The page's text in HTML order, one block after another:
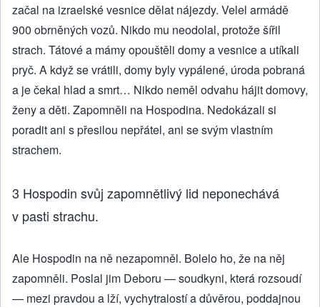
začal na izraelské vesnice dělat nájezdy. Velel armádě
900 obrněných vozů. Nikdo mu neodolal, protože šířil
strach. Tátové a mámy opouštěli domy a vesnice a utíkali
pryč. A když se vrátili, domy byly vypálené, úroda pobraná
a je čekal hlad a smrt… Nikdo neměl odvahu hájit domovy,
ženy a děti. Zapomněli na Hospodina. Nedokázali si
poradit ani s přesilou nepřátel, ani se svým vlastním
strachem.
3 Hospodin svůj zapomnětlivý lid neponechává
v pasti strachu.
Ale Hospodin na ně nezapomněl. Bolelo ho, že na něj
zapomněli. Poslal jim Deboru — soudkyni, která rozsoudí
— mezi pravdou a lží, vychytralostí a důvěrou, poddajnou